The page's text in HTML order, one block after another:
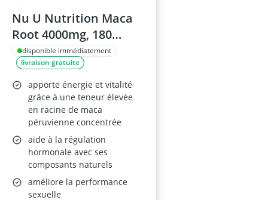
Nu U Nutrition Maca
Root 4000mg, 180
Gélules
disponible immédiatement
livraison gratuite
apporte énergie et vitalité
grâce à une teneur élevée
en racine de maca
péruvienne concentrée
aide à la régulation
hormonale avec ses
composants naturels
améliore la performance
sexuelle